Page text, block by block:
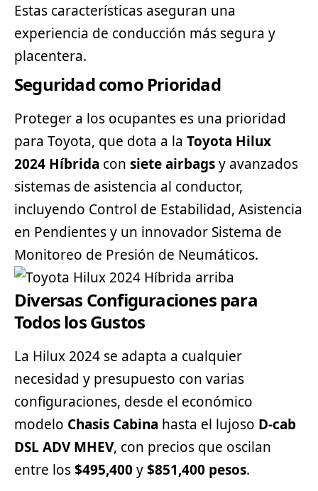
Estas características aseguran una
experiencia de conducción más segura y
placentera.
Seguridad como Prioridad
Proteger a los ocupantes es una prioridad
para Toyota, que dota a la Toyota Hilux
2024 Híbrida con siete airbagsy avanzados
sistemas de asistencia al conductor,
incluyendo Control de Estabilidad, Asistencia
en Pendientes y un innovador Sistema de
Monitoreo de Presión de Neumáticos.
Diversas Configuraciones para
Todos los Gustos
La Hilux 2024 se adapta a cualquier
necesidad y presupuesto con varias
configuraciones, desde el económico
modelo Chasis Cabina hasta el lujoso D-cab
DSL ADV MHEV, con precios que oscilan
entre los$495,400y$851,400 pesos.